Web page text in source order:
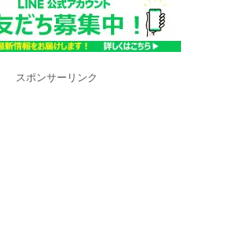
スポンサーリンク